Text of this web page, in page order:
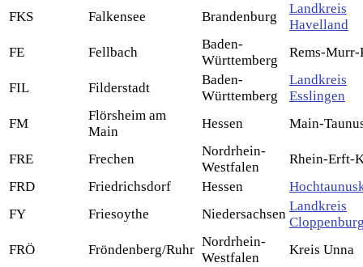
FKS
Falkensee Brandenburg
Landkreis
Havelland
FE
Fellbach
Baden-
Württemberg
Rems-
FIL Filderstadt
Baden-
Württemberg
Landkreis
Esslingen
FM
Flörsheim am
Main
Hessen Main-
FRE Frechen
Nordrhein-
Westfalen
Rhein-Erft-
FRD
Friedrichsdorf Hessen
FY
Friesoythe Niedersachsen
Landkreis
FRÖ
Fröndenberg/Ruhr
Nordrhein-
Westfalen
Kreis Unna